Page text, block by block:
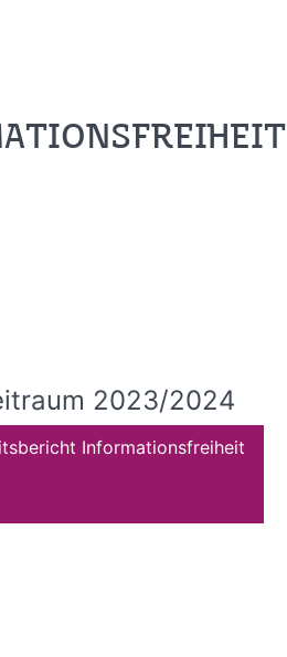
2023/2024
Informationsfreiheit